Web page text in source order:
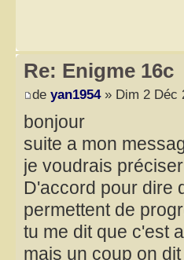
Re: Enigme 16c
de yan1954» Dim 2 Déc
bonjour
suite a mon
je voudrais
D'accord pour dire
permettent de
tu me dit que c'est
mais un coup on